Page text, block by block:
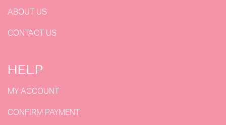
ABOUT US
CONTACT US
HELP
MY ACCOUNT
CONFIRM PAYMENT